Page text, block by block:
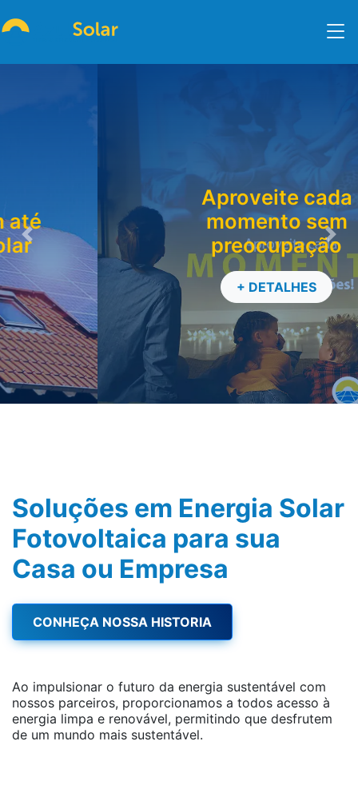
Aproveite cada
momento sem
preocupação
+ DETALHES
Previous Next
Soluções em Energia Solar
Fotovoltaica para sua
Casa ou Empresa
CONHEÇA NOSSA HISTORIA
Ao impulsionar o futuro da energia sustentável com
nossos parceiros, proporcionamos a todos acesso à
energia limpa e renovável, permitindo que desfrutem
de um mundo mais sustentável.